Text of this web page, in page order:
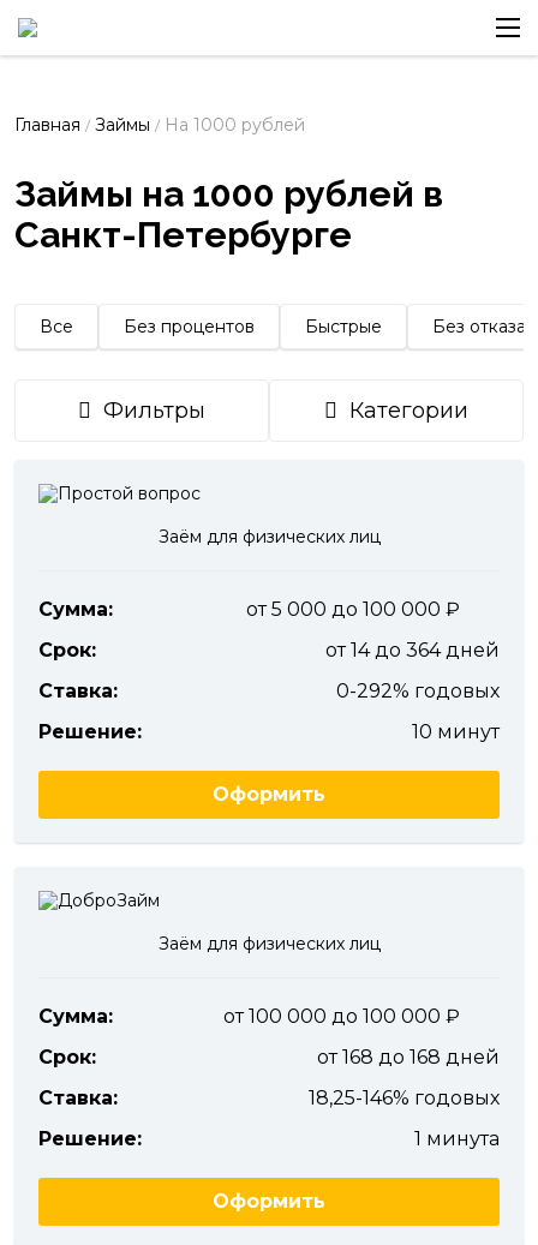
Главная / Займы / На 1000 рублей
Займы на 1000 рублей в
Санкт-Петербурге
Все Без процентов Быстрые Без отказа
Фильтры Категории
Заём для физических лиц
Сумма:
от 5 000 до 100 000
Срок:
от 14 до 364 дней
Ставка:
0-292% годовых
Решение:
10 минут
Оформить
Заём для физических лиц
Сумма:
от 100 000 до 100 000
Срок:
от 168 до 168 дней
Ставка:
18,25-146% годовых
Решение:
1 минута
Оформить